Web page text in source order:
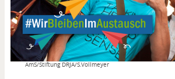
Copyright
AmS/Stiftung DRJA/S.Vollmeyer